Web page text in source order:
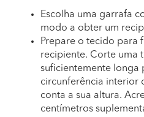
Escolha uma garrafa
modo a obter um
Prepare o tecido para
recipiente. Corte uma
suficientemente longa
circunferência interior
conta a sua altura.
centímetros